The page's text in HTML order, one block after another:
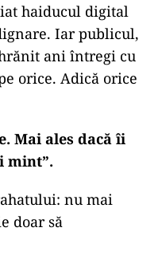
haiducul digital
Iar publicul,
ani întregi cu
orice. Adică orice
Mai ales dacă îi
mint”.
nu mai
doar să